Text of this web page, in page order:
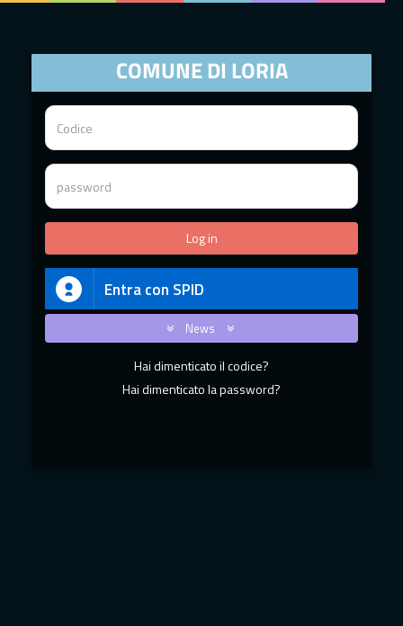
COMUNE DI LORIA
Entra con SPID
News
Hai dimenticato il codice?
Hai dimenticato la password?